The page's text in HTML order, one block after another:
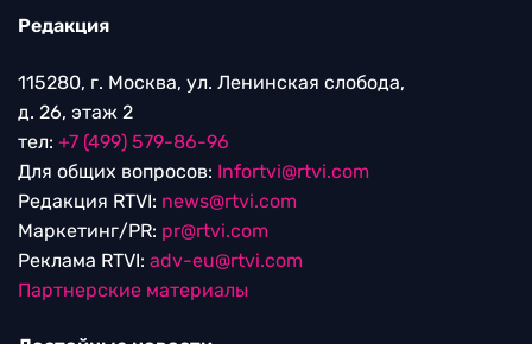
Редакция
115280, г. Москва, ул. Ленинская слобода,
д. 26, этаж 2
тел: +7 (499) 579-86-96
Для общих вопросов: Infortvi@rtvi.com
Редакция RTVI: news@rtvi.com
Маркетинг/PR: pr@rtvi.com
Реклама RTVI: adv-eu@rtvi.com
Партнерские материалы